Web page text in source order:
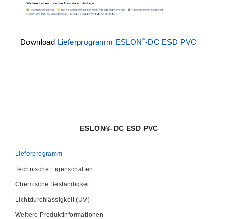
Download Lieferprogramm ESLON ®-DC ESD PVC
ESLON®-DC ESD PVC
Lieferprogramm
Technische Eigenschaften
Chemische Beständigkeit
Lichtdurchlässigkeit (UV)
Weitere Produktinformationen